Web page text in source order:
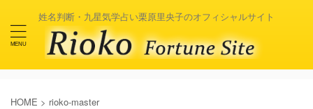
姓名判断・九星気学占い栗原里央子のオフィシャルサイト
HOME > rioko-master